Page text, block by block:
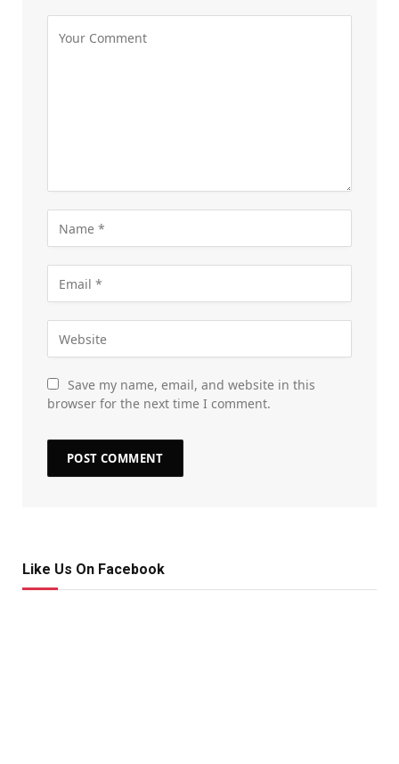
Save my name, email, and website in this
browser for the next time I comment.
Like Us On Facebook